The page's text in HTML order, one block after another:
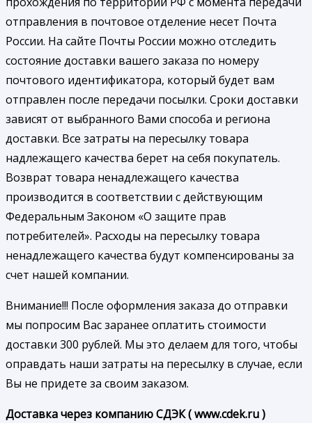
отправления в почтовое отделение несет Почта
России. На сайте Почты России можно отследить
состояние доставки вашего заказа по номеру
почтового идентификатора, который будет вам
отправлен после передачи посылки. Сроки доставки
зависят от выбранного Вами способа и региона
доставки. Все затраты на пересылку товара
надлежащего качества берет на себя покупатель.
Возврат товара ненадлежащего качества
производится в соответствии с действующим
Федеральным Законом «О защите прав
потребителей». Расходы на пересылку товара
ненадлежащего качества будут компенсированы за
счет нашей компании.
Внимание!!! После оформления заказа до отправки
мы попросим Вас заранее оплатить стоимости
доставки 300 рублей. Мы это делаем для того, чтобы
оправдать наши затраты на пересылку в случае, если
Вы не придете за своим заказом.
Доставка через компанию СДЭК ( www.cdek.ru )